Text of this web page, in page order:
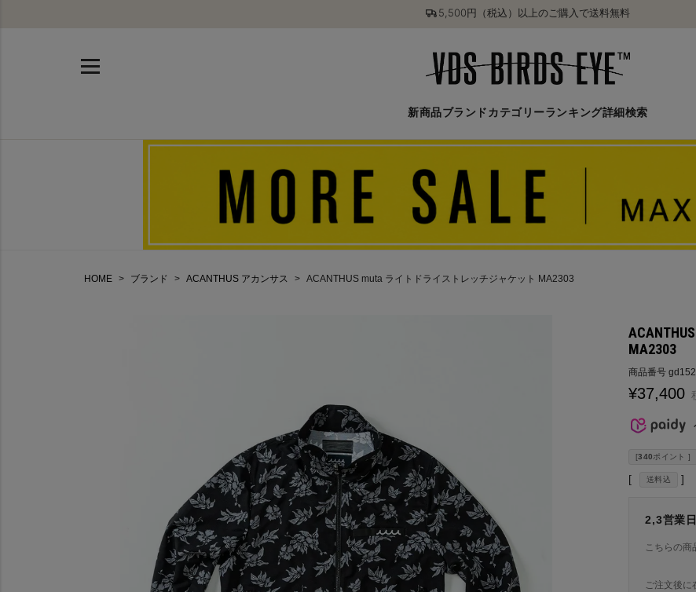
5,500円（税込）以上のご購入で送料無料
新商品ブランド カテゴリーランキング詳細検索
HOME ブランド ACANTHUS アカンサス ACANTHUS muta ライトドライストレッチジャケット MA2303
MA2303
商品番号
¥37,400
[340ポイント ]
送料込
2,3営業
こちらの商
ご注文後に